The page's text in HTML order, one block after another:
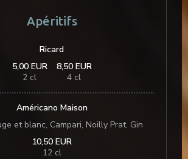
Apéritifs
Ricard
5,00 EUR
2 cl
8,50 EUR
4 cl
Américano Maison
et blanc, Campari, Noilly Prat, Gin
10,50 EUR
12 cl